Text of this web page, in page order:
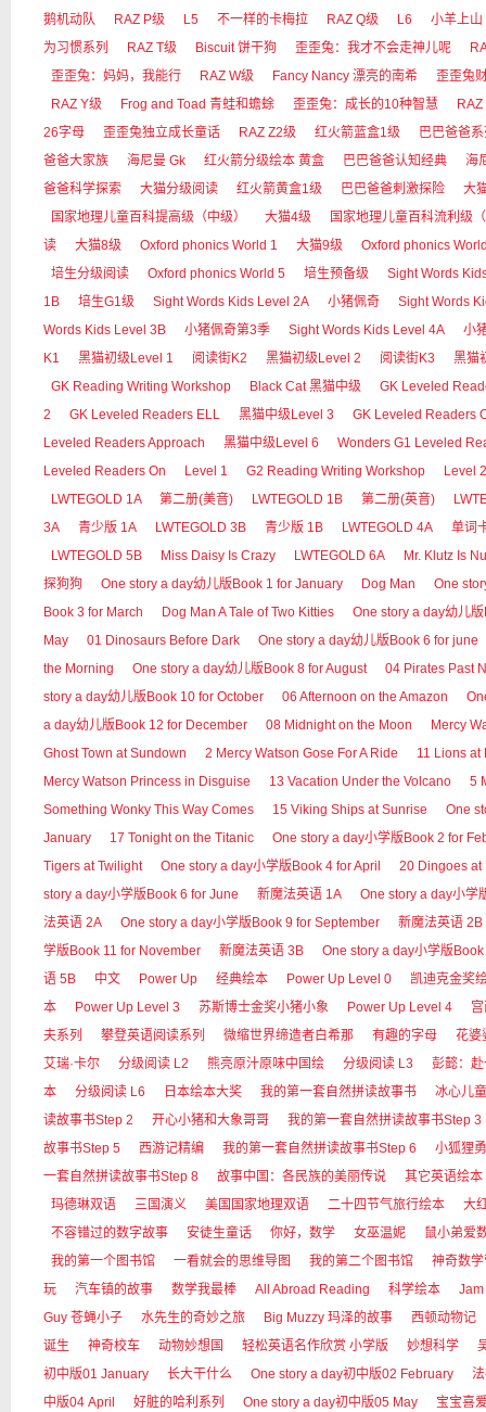
鹅机动队
RAZ P级 L5 不一样的卡梅拉 RAZ Q级 L6
小羊上山
为习惯系列
RAZ T级 Biscuit 饼干狗 歪歪兔：我才不会走神儿呢
歪歪兔：妈妈，我能行
RAZ W级 Fancy Nancy 漂亮的南希
歪歪兔
RAZ Y级
Frog and Toad 青蛙和蟾蜍 歪歪兔：成长的10种智慧
RAZ
26字母
歪歪兔独立成长童话 RAZ Z2级 红火箭蓝盒1级
巴巴爸爸
爸爸大家族
海尼曼 Gk 红火箭分级绘本 黄盒 巴巴爸爸认知经典
海
爸爸科学探索
大猫分级阅读 红火箭黄盒1级 巴巴爸爸刺激探险
大
国家地理儿童百科提高级（中级）
大猫4级
国家地理儿童百科流利级
读
大猫8级 Oxford phonics World 1 大猫9级
Oxford phonics
培生分级阅读
Oxford phonics World 5 培生预备级
Sight Words
1B
培生G1级 Sight Words Kids Level 2A 小猪佩奇
Sight Words
Words Kids Level 3B
小猪佩奇第3季 Sight Words Kids Level 4A
小
K1
黑猫初级Level 1 阅读街K2 黑猫初级Level 2 阅读街K3
黑猫
GK Reading Writing Workshop
Black Cat 黑猫中级
GK Leveled
2
GK Leveled Readers ELL 黑猫中级Level 3
GK Leveled Readers
Leveled Readers Approach
黑猫中级Level 6
Wonders G1 Leveled
Leveled Readers On
Level 1 G2 Reading Writing Workshop
Level 2
LWTEGOLD 1A
第二册(美音) LWTEGOLD 1B 第二册(英音)
3A
青少版 1A LWTEGOLD 3B 青少版 1B LWTEGOLD 4A
单词
LWTEGOLD 5B
Miss Daisy Is Crazy LWTEGOLD 6A
Mr. Klutz Is
探狗狗
One story a day幼儿版Book 1 for January Dog Man
One
Book 3 for March
Dog Man A Tale of Two Kitties
One story a day幼儿
May
01 Dinosaurs Before Dark
One story a day幼儿版Book 6 for june
the Morning
One story a day幼儿版Book 8 for August
04 Pirates Past
story a day幼儿版Book 10 for October
06 Afternoon on the Amazon
a day幼儿版Book 12 for December
08 Midnight on the Moon
Mercy
Ghost Town at Sundown
2 Mercy Watson Gose For A Ride
11 Lions at
Mercy Watson Princess in Disguise
13 Vacation Under the Volcano
5
Something Wonky This Way Comes
15 Viking Ships at Sunrise
One
January
17 Tonight on the Titanic
One story a day小学版Book 2 for
Tigers at Twilight
One story a day小学版Book 4 for April
20 Dingoes at
story a day小学版Book 6 for June
新魔法英语 1A
One story a day小学
法英语 2A
One story a day小学版Book 9 for September
新魔法英语 2B
学版Book 11 for November
新魔法英语 3B
One story a day小学版
语 5B
中文 Power Up 经典绘本 Power Up Level 0
凯迪克金奖
本
Power Up Level 3 苏斯博士金奖小猪小象 Power Up Level 4
夫系列
攀登英语阅读系列 微缩世界缔造者白希那 有趣的字母
花婆
艾瑞·卡尔
分级阅读 L2 熊亮原汁原味中国绘 分级阅读 L3
彭懿：
本
分级阅读 L6 日本绘本大奖 我的第一套自然拼读故事书
冰心儿
读故事书Step 2
开心小猪和大象哥哥
我的第一套自然拼读故事书Step 3
故事书Step 5
西游记精编 我的第一套自然拼读故事书Step 6
小狐狸
一套自然拼读故事书Step 8
故事中国：各民族的美丽传说
其它英语绘本
玛德琳双语
三国演义 美国国家地理双语 二十四节气旅行绘本
大
不容错过的数字故事
安徒生童话 你好，数学 女巫温妮
鼠小弟爱
我的第一个图书馆
一看就会的思维导图 我的第二个图书馆
神奇数
玩
汽车镇的故事 数学我最棒 All Abroad Reading 科学绘本
Guy 苍蝇小子
水先生的奇妙之旅 Big Muzzy 玛泽的故事
西顿动物记
诞生
神奇校车 动物妙想国 轻松英语名作欣赏 小学版 妙想科学
初中版01 January
长大干什么 One story a day初中版02 February
中版04 April
好脏的哈利系列 One story a day初中版05 May 宝宝喜